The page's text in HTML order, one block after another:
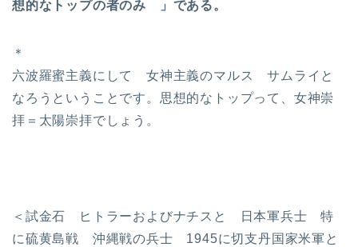
想的なトップの者のみ 」である。
＊
六波羅蜜主義にして 女神主義のマルス サムライと
なろうということです。思想的なトップって、女神崇
拝＝太陽崇拝でしょう。
＜試金石 ヒトラーおよびナチスと 日本軍兵士 特
に硫黄島戦 沖縄戦の兵士 1945に切支丹国家米軍と